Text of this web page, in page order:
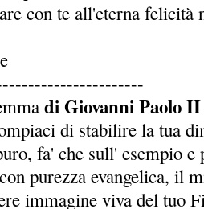
con te all'eterna felicità
di Giovanni Paolo II
di stabilire la tua
fa' che sull' esempio
purezza evangelica, il
immagine viva del tuo